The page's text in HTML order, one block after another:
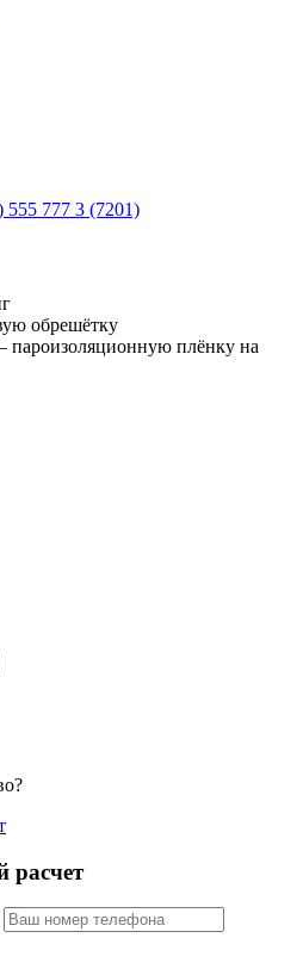
555 777 3 (7201)
обрешётку
пароизоляционную плёнку на
расчет